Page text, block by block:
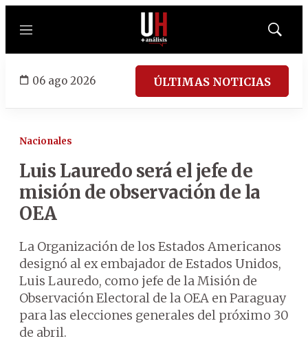
Menú
Mostrar
06 ago 2026 ÚLTIMAS NOTICIAS
Nacionales
Luis Lauredo será el jefe de
misión de observación de la
OEA
La Organización de los Estados Americanos
designó al ex embajador de Estados Unidos,
Luis Lauredo, como jefe de la Misión de
Observación Electoral de la OEA en Paraguay
para las elecciones generales del próximo 30
de abril.